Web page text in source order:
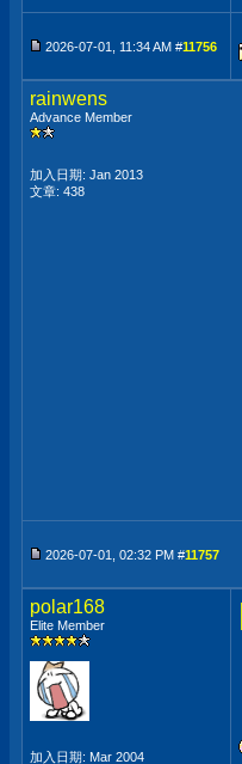
2026-07-01, 11:34 AM #11756
rainwens
Advance Member
加入日期: Jan 2013
文章: 438
2026-07-01, 02:32 PM #11757
polar168
Elite Member
加入日期: Mar 2004